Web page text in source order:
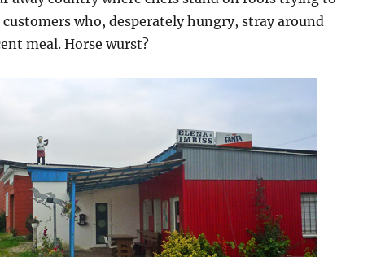
who, desperately hungry, stray around
meal. Horse wurst?